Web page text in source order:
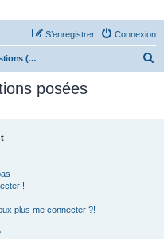
Connexion
S’enregistrer
Foire aux questions (Questions posées fréquemment)
posées
!
!
plus me connecter ?!